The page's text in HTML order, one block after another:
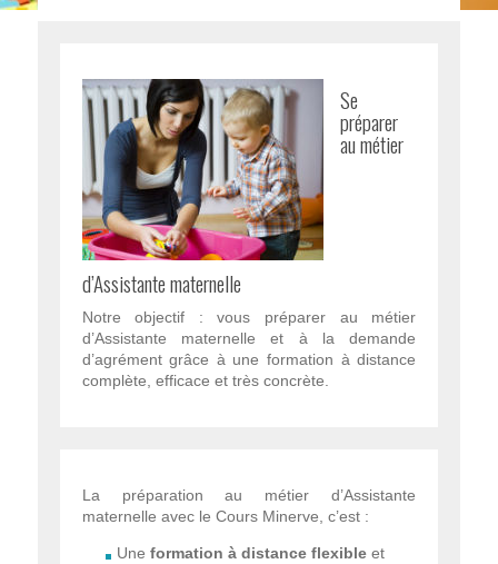
Se
préparer
au métier
d’Assistante maternelle
Notre objectif : vous préparer au métier
d’Assistante maternelle et à la demande
d’agrément grâce à une formation à distance
complète, efficace et très concrète.
La préparation au métier d’Assistante
maternelle avec le Cours Minerve, c’est :
Une formation à distance flexibleet